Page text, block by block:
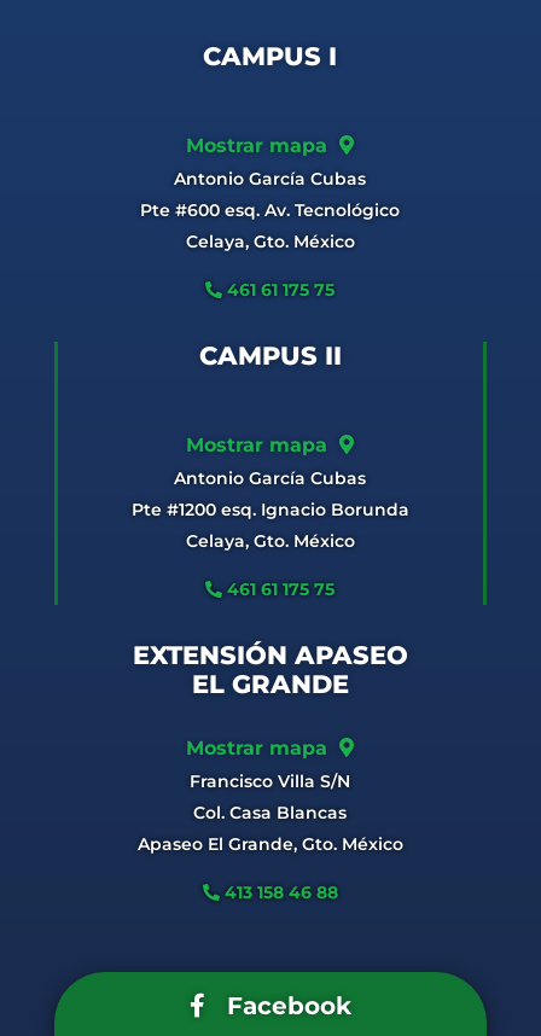
CAMPUS I
Mostrar mapa
Antonio García Cubas
Pte #600 esq. Av. Tecnológico
Celaya, Gto. México
461 61 175 75
CAMPUS II
Mostrar mapa
Antonio García Cubas
Pte #1200 esq. Ignacio Borunda
Celaya, Gto. México
461 61 175 75
EXTENSIÓN APASEO
EL GRANDE
Mostrar mapa
Francisco Villa S/N
Col. Casa Blancas
Apaseo El Grande, Gto. México
413 158 46 88
Facebook